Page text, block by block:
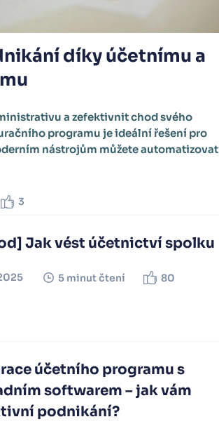
díky účetnímu a
a zefektivnit chod svého
programu je ideální řešení pro
nástrojům můžete automatizovat
3
Jak vést účetnictví spolku
5 minut čtení 80
účetního programu s
softwarem – jak vám
podnikání?